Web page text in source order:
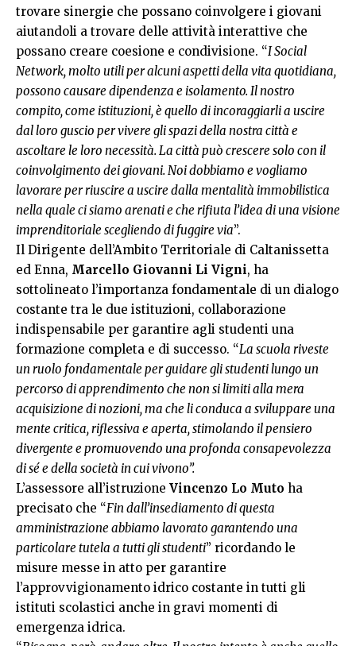
trovare sinergie che possano coinvolgere i giovani
aiutandoli a trovare delle attività interattive che
possano creare coesione e condivisione. “I Social
Network, molto utili per alcuni aspetti della vita quotidiana,
possono causare dipendenza e isolamento. Il nostro
compito, come istituzioni, è quello di incoraggiarli a uscire
dal loro guscio per vivere gli spazi della nostra città e
ascoltare le loro necessità. La città può crescere solo con il
coinvolgimento dei giovani. Noi dobbiamo e vogliamo
lavorare per riuscire a uscire dalla mentalità immobilistica
nella quale ci siamo arenati e che rifiuta l’idea di una visione
imprenditoriale scegliendo di fuggire via”.
Il Dirigente dell’Ambito Territoriale di Caltanissetta
ed Enna, Marcello Giovanni Li Vigni, ha
sottolineato l’importanza fondamentale di un dialogo
costante tra le due istituzioni, collaborazione
indispensabile per garantire agli studenti una
formazione completa e di successo. “La scuola riveste
un ruolo fondamentale per guidare gli studenti lungo un
percorso di apprendimento che non si limiti alla mera
acquisizione di nozioni, ma che li conduca a sviluppare una
mente critica, riflessiva e aperta, stimolando il pensiero
divergente e promuovendo una profonda consapevolezza
di sé e della società in cui vivono”.
L’assessore all’istruzione Vincenzo Lo Muto ha
precisato che “Fin dall’insediamento di questa
amministrazione abbiamo lavorato garantendo una
particolare tutela a tutti gli studenti” ricordando le
misure messe in atto per garantire
l’approvvigionamento idrico costante in tutti gli
istituti scolastici anche in gravi momenti di
emergenza idrica.